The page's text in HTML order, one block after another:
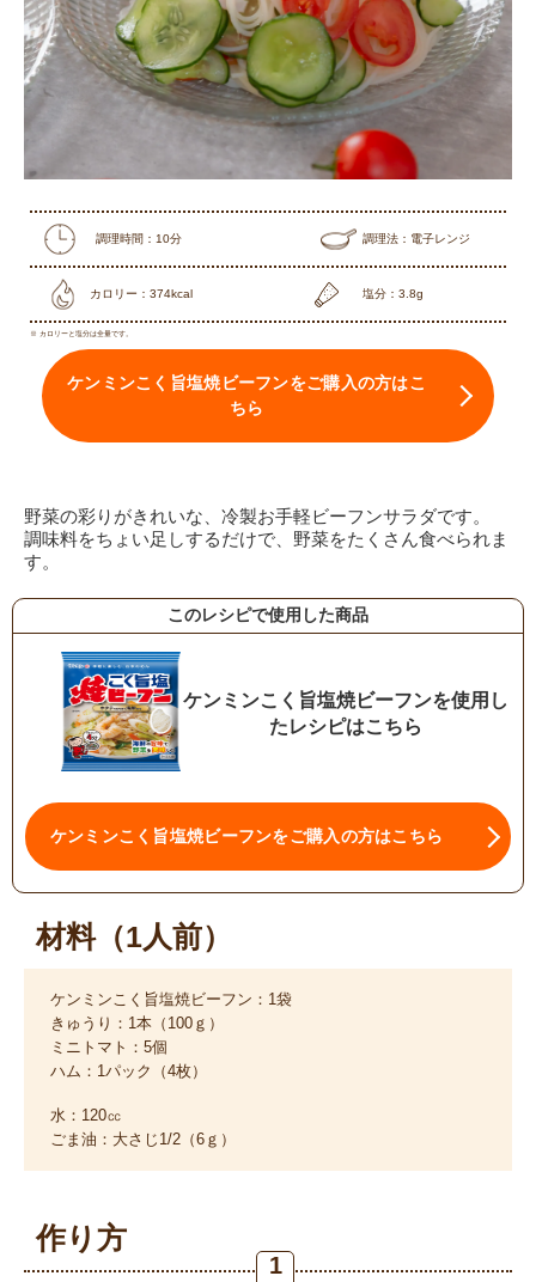
調理時間：10分 調理法：電子レンジ
カロリー：374kcal 塩分：3.8g
※ カロリーと塩分は全量です。
ケンミンこく旨塩焼ビーフンをご購入の方はこ
ちら
野菜の彩りがきれいな、冷製お手軽ビーフンサラダです。
調味料をちょい足しするだけで、野菜をたくさん食べられま
す。
このレシピで使用した商品
ケンミンこく旨塩焼ビーフンを使用し
たレシピはこちら
ケンミンこく旨塩焼ビーフンをご購入の方はこちら
材料（1人前）
ケンミンこく旨塩焼ビーフン：1袋
きゅうり：1本（100ｇ）
ミニトマト：5個
ハム：1パック（4枚）
水：120㏄
ごま油：大さじ1/2（6ｇ）
作り方
1